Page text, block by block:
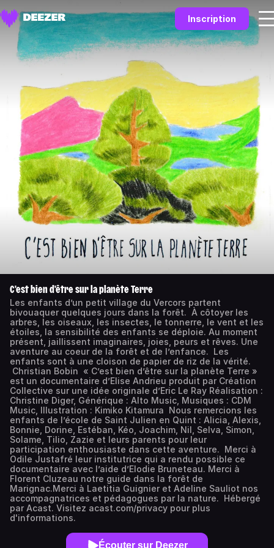
Inscription
C'est bien d'être sur la planète Terre
Les enfants d’un petit village du Vercors partent
bivouaquer quelques jours dans la forêt. À côtoyer les
arbres, les oiseaux, les insectes, le tonnerre, le vent et les
étoiles, la sensibilité des enfants se déploie. Au moment
présent, jaillissent imaginaires, joies, peurs et rêves. Une
aventure au coeur de la forêt et de l’enfance. Les
enfants sont à une cloison de papier de riz de la vérité.
Christian Bobin « C’est bien d’être sur la planète Terre »
est un documentaire d’Elise Andrieu produit par Création
Collective sur une idée originale d’Eric Le Ray Réalisation :
Christine Diger, Générique : Alto Music, Musiques : CDM
Music, Illustration : Kimiko Kitamura Nous remercions les
enfants de l’école de Saint Julien en Quint : Alicia, Alexis,
Bonnie, Dorine, Estéban, Kéo, Joachim, Nil, Selva, Simon,
Solame, Tilio, Zazie et leurs parents pour leur
participation enthousiaste dans cette aventure. Merci à
Odile Justafré leur institutrice qui a rendu possible ce
documentaire avec l’aide d’Elodie Bruneteau. Merci à
Florent Cluzeau notre guide dans la forêt de
Marignac.Merci à Laetitia Guignier et Adeline Sauliot nos
accompagnatrices et pédagogues par la nature. Hébergé
par Acast. Visitez acast.com/privacy pour plus
d'informations.
Écouter sur Deezer